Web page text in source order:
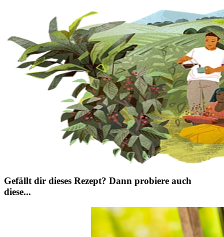
Gefällt dir dieses Rezept? Dann probiere auch
diese...